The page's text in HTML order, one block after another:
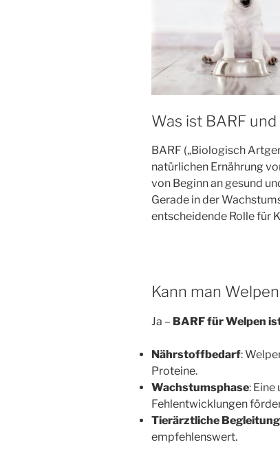
Was ist BARF
BARF („Biologisch
natürlichen Ernährung
von Beginn an gesund
Gerade in der
entscheidende Rolle für
Kann man
Ja – BARF für Welpen
Nährstoffbedarf:
Proteine.
Wachstumsphase:
Fehlentwicklungen
Tierärztliche Begleitung
empfehlenswert.